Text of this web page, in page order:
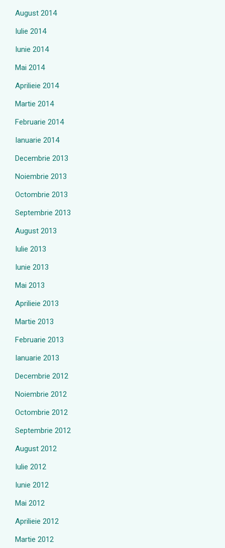
August 2014
Iulie 2014
Iunie 2014
Mai 2014
Aprilieie 2014
Martie 2014
Februarie 2014
Ianuarie 2014
Decembrie 2013
Noiembrie 2013
Octombrie 2013
Septembrie 2013
August 2013
Iulie 2013
Iunie 2013
Mai 2013
Aprilieie 2013
Martie 2013
Februarie 2013
Ianuarie 2013
Decembrie 2012
Noiembrie 2012
Octombrie 2012
Septembrie 2012
August 2012
Iulie 2012
Iunie 2012
Mai 2012
Aprilieie 2012
Martie 2012